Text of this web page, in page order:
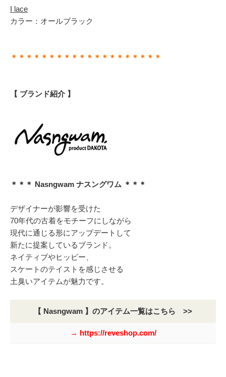
I lace
カラー：オールブラック
＊＊＊＊＊＊＊＊＊＊＊＊＊＊＊＊＊＊＊＊
【 ブランド紹介 】
＊＊＊ Nasngwam ナスングワム ＊＊＊
デザイナーが影響を受けた
70年代の古着をモチーフにしながら
現代に通じる形にアップデートして
新たに提案しているブランド。
ネイティブやヒッピー、
スケートのテイストを感じさせる
土臭いアイテムが魅力です。
【 Nasngwam 】のアイテム一覧はこちら >>
→ https://reveshop.com/